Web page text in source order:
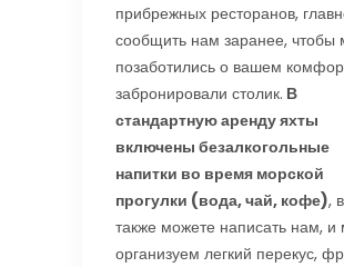
прибрежных ресторанов,
сообщить нам заранее, чтобы
позаботились о вашем
забронировали столик. В
стандартную аренду яхты
включены безалкогольные
напитки во время морской
прогулки (вода, чай, кофе),
также можете написать нам, и
организуем легкий перекус,